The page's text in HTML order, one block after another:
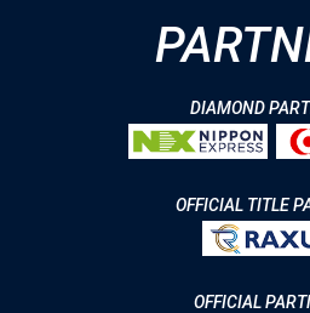
DIAMOND
OFFICIAL TITLE
OFFICIAL